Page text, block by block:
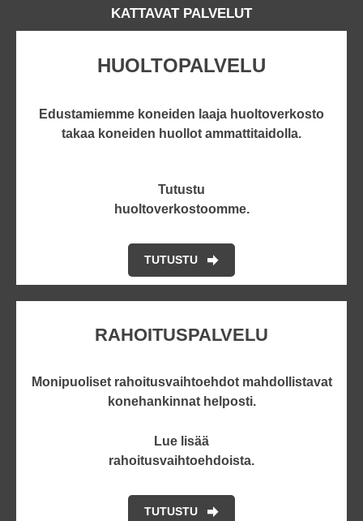
KATTAVAT PALVELUT
HUOLTOPALVELU
Edustamiemme koneiden laaja huoltoverkosto
takaa koneiden huollot ammattitaidolla.
Tutustu
huoltoverkostoomme.
TUTUSTU
RAHOITUSPALVELU
Monipuoliset rahoitusvaihtoehdot mahdollistavat
konehankinnat helposti.
Lue lisää
rahoitusvaihtoehdoista.
TUTUSTU